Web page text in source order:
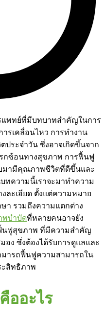
แพทย์ที่มีบทบาทสำคัญในการ
รเคลื่อนไหว การทำงาน
ประจำวัน ซึ่งอาจเกิดขึ้นจาก
กซ้อนทางสุขภาพ การฟื้นฟู
มามีคุณภาพชีวิตที่ดีขึ้นและ
ทความนี้เราจะมาทำความ
งละเอียด ตั้งแต่ความหมาย
า รวมถึงความแตกต่าง
พบำบัดที่หลายคนอาจยัง
นฟูสุขภาพ ที่มีความสำคัญ
อง ซึ่งต้องได้รับการดูแลและ
มารถฟื้นฟูความสามารถใน
ะสิทธิภาพ
ออะไร